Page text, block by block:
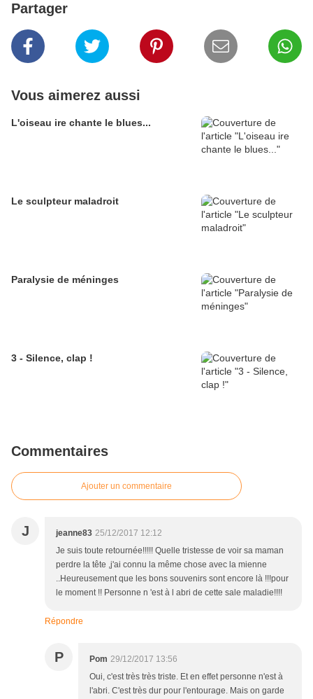
Partager
Vous aimerez aussi
L'oiseau ire chante le blues...
Le sculpteur maladroit
Paralysie de méninges
3 - Silence, clap !
Commentaires
Ajouter un commentaire
J jeanne83 25/12/2017 12:12
Je suis toute retournée!!!!! Quelle tristesse de voir sa maman
perdre la tête ,j'ai connu la même chose avec la mienne
..Heureusement que les bons souvenirs sont encore là !!!pour
le moment !! Personne n 'est à l abri de cette sale maladie!!!!
Répondre
P Pom 29/12/2017 13:56
Oui, c'est très très triste. Et en effet personne n'est à
l'abri. C'est très dur pour l'entourage. Mais on garde